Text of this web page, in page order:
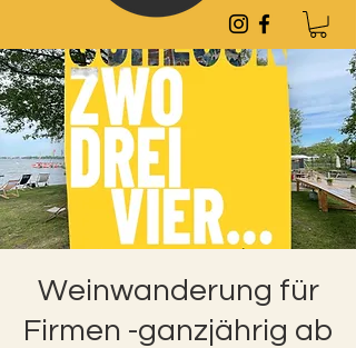
Weinwanderung für
Firmen -ganzjährig ab